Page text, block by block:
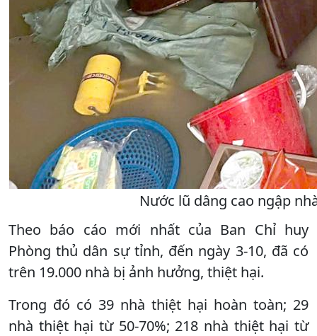
Nước lũ dâng cao ngập
Theo báo cáo mới nhất của Ban Chỉ huy
Phòng thủ dân sự tỉnh, đến ngày 3-10, đã có
trên 19.000 nhà bị ảnh hưởng, thiệt hại.
Trong đó có 39 nhà thiệt hại hoàn toàn; 29
nhà thiệt hại từ 50-70%; 218 nhà thiệt hại từ